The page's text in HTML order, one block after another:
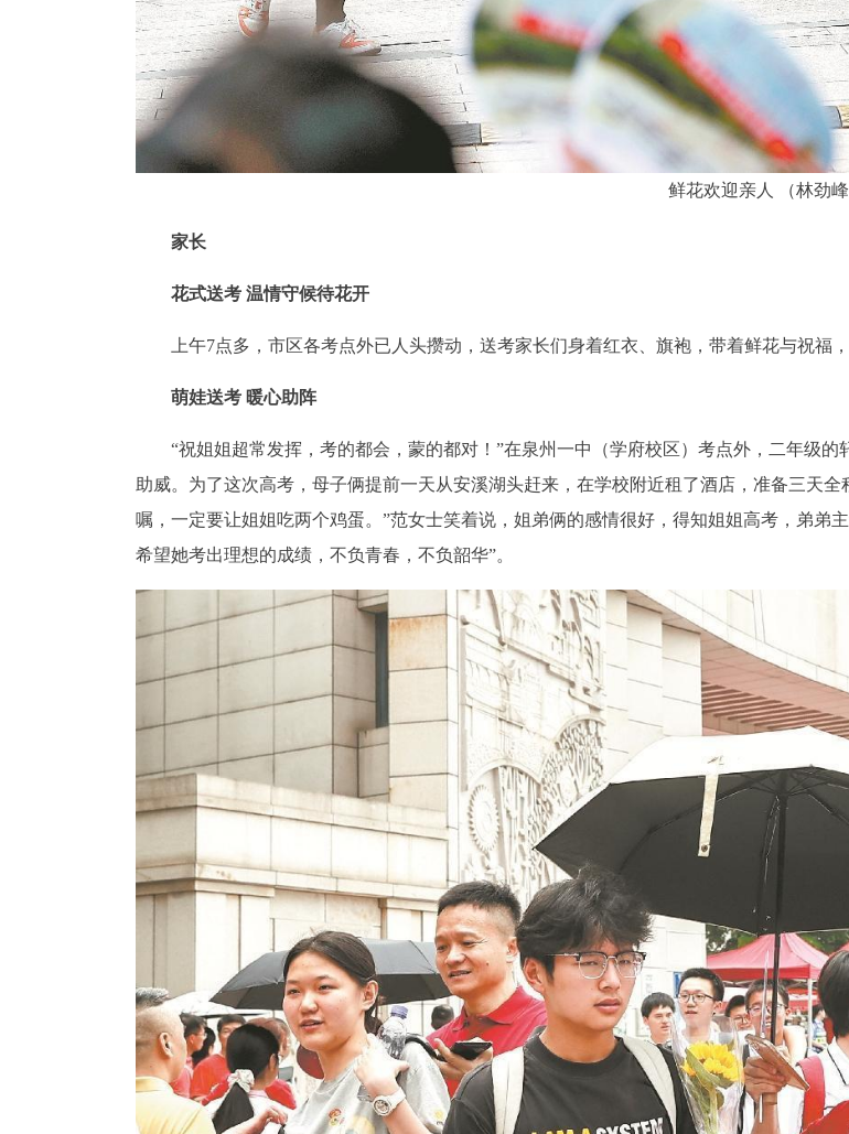
鲜花欢迎亲人 （林劲峰
家长
花式送考 温情守候待花开
上午7点多，市区各考点外已人头攒动，送考家长们身着红衣、旗袍，带着鲜花与祝福
萌娃送考 暖心助阵
“祝姐姐超常发挥，考的都会，蒙的都对！”在泉州一中（学府校区）考点外，二年级
助威。为了这次高考，母子俩提前一天从安溪湖头赶来，在学校附近租了酒店，准备三天
嘱，一定要让姐姐吃两个鸡蛋。”范女士笑着说，姐弟俩的感情很好，得知姐姐高考，弟弟
希望她考出理想的成绩，不负青春，不负韶华”。